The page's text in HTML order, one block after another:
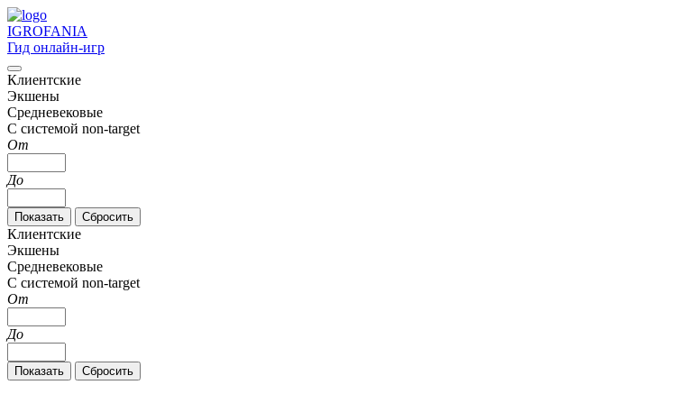
IGROFANIA
Гид онлайн-игр
Клиентские
Экшены
Средневековые
С системой non-target
От
До
Клиентские
Экшены
Средневековые
С системой non-target
От
До